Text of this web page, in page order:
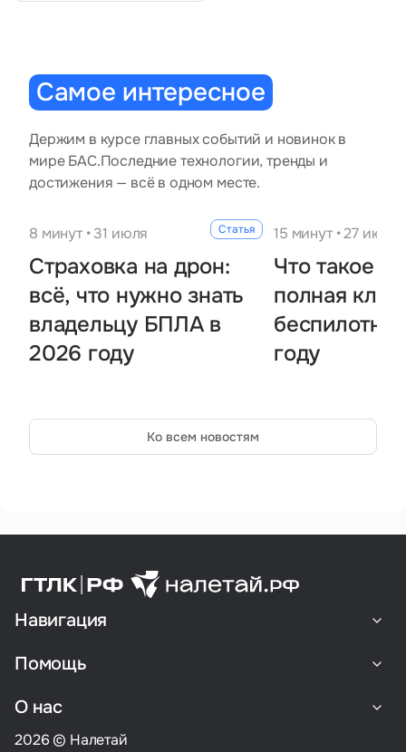
Самое интересное
Держим в курсе главных событий и новинок в
мире БАС.Последние технологии, тренды и
достижения — всё в одном месте.
Статья
8 минут • 31 июля
Страховка на дрон:
всё, что нужно знать
владельцу БПЛА в
2026 году
15 минут • 27 июля
Что такое
полная
году
Ко всем новостям
Навигация
Помощь
О нас
2026 © Налетай